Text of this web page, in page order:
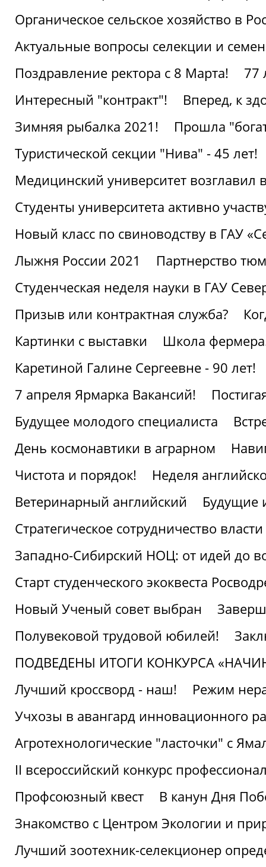
Органическое сельское хозяйство в
Актуальные вопросы селекции и
Поздравление ректора с 8 Марта!
77
Интересный "контракт"!
Вперед, к
Зимняя рыбалка 2021!
Прошла
Туристической секции "Нива" - 45 лет!
Медицинский университет возглавил
Студенты университета активно
Новый класс по свиноводству в ГАУ
Лыжня России 2021
Партнерство
Студенческая неделя науки в ГАУ
Призыв или контрактная служба?
Картинки с выставки
Школа
Каретиной Галине Сергеевне - 90 лет!
7 апреля Ярмарка Вакансий!
Будущее молодого специалиста
День космонавтики в аграрном
Чистота и порядок!
Неделя
Ветеринарный английский
Будущие
Стратегическое сотрудничество
Западно-Сибирский НОЦ: от идей до
Старт студенческого экоквеста
Новый Ученый совет выбран
Полувековой трудовой юбилей!
ПОДВЕДЕНЫ ИТОГИ КОНКУРСА
Лучший кроссворд - наш!
Режим
Учхозы в авангард инновационного
Агротехнологические "ласточки" с
II всероссийский конкурс
Профсоюзный квест
В канун Дня
Знакомство с Центром Экологии и
Лучший зоотехник-селекционер